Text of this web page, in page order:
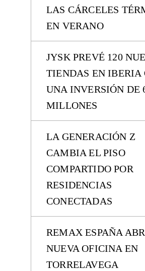
LAS CÁRCELES
EN VERANO
JYSK PREVÉ 120
TIENDAS EN IBERIA
UNA INVERSIÓN DE
MILLONES
LA GENERACIÓN Z
CAMBIA EL PISO
COMPARTIDO POR
RESIDENCIAS
CONECTADAS
REMAX ESPAÑA
NUEVA OFICINA EN
TORRELAVEGA